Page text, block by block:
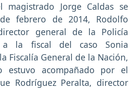
Jorge Caldas se
febrero de 2014, Rodolfo
general de la Policía
a la fiscal del caso Sonia
Fiscalía General de la Nación,
estuvo acompañado por el
Rodríguez Peralta, director